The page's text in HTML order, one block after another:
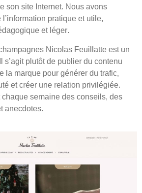
son site Internet. Nous avons
pratique et utile,
et léger.
Nicolas Feuillatte est un
s’agit plutôt de publier du contenu
la marque pour générer du trafic,
et créer une relation privilégiée.
semaine des conseils, des
anecdotes.